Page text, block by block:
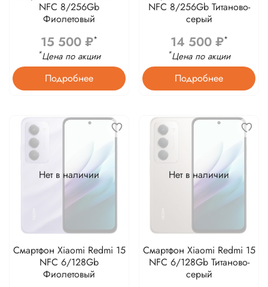
NFC 8/256Gb
Фиолетовый
15 500 ₽*
*Цена по акции
Подробнее
NFC 8/256Gb Титаново-
серый
14 500 ₽*
*Цена по акции
Подробнее
Нет в наличии
Смартфон Xiaomi Redmi 15
NFC 6/128Gb
Фиолетовый
Нет в наличии
Смартфон Xiaomi Redmi 15
NFC 6/128Gb Титаново-
серый